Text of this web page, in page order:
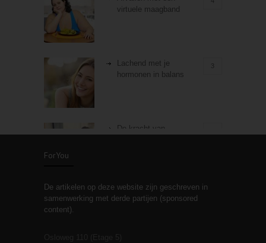
virtuele maagband
Lachend met je
hormonen in balans
3
De kracht van
Stiefouderschap en
relaties
ForYou
De artikelen op deze website zijn geschreven in
samenwerking met derde partijen (sponsored
content).